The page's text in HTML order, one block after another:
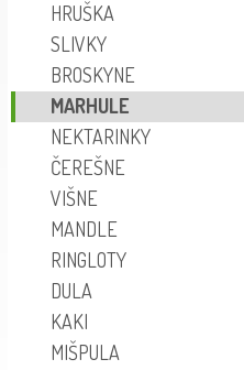
HRUŠKA
SLIVKY
BROSKYNE
MARHULE
NEKTARINKY
ČEREŠNE
VIŠNE
MANDLE
RINGLOTY
DULA
KAKI
MIŠPULA